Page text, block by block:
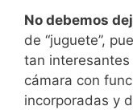
No debemos
de “juguete”,
tan
cámara con
incorporadas y